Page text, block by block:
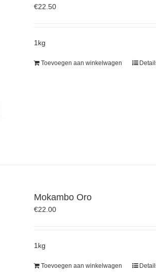
€22.50
1kg
Toevoegen aan winkelwagen
Mokambo Oro
€22.00
1kg
Toevoegen aan winkelwagen